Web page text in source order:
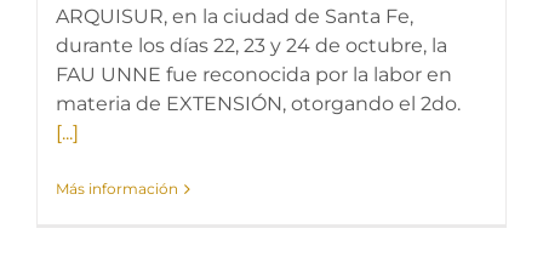
ARQUISUR, en la ciudad de Santa Fe,
durante los días 22, 23 y 24 de octubre, la
FAU UNNE fue reconocida por la labor en
materia de EXTENSIÓN, otorgando el 2do.
[...]
Más información